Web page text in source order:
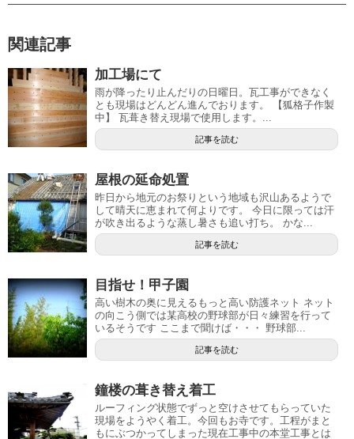
関連記事
加工場にて
雨が降ったり止んだりの日曜日。瓦工事ができなく
とも現場はどんどん進んでおります。 【狐格子作製
中】 瓦葺き替え現場で使用します。...
記事を読む
屋根の延命処置
昨日から地元のお祭りという地域も沢山あるようで
して晴天に恵まれて何よりです。 今日に限っては汗
が吹き出るような蒸し暑さも追い打ち。 かな...
記事を読む
目指せ！甲子園
高い樹木の奥に見えるもっと高い防護ネット ネット
の向こう側では某高校の野球部が日々練習を行って
いるそうです ここまで聞けば・・・ 野球部...
記事を読む
鐘楼の葺き替え着工
ルーフィング状態でずっと空けさせてもらっていた
現場をようやく着工。今回もお寺です。工程がまと
もにぶつかってしまった現在工事中の本堂工事とは